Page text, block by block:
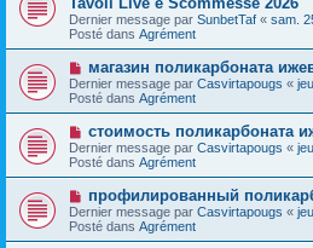
g
e
e
s
g
e
u
v
e
a
u
m
e
s
s
a
g
e
Dernier message par SunbetTaf « sam.
Posté dans Agrément
N
o
u
v
a
u
m
e
s
s
a
g
магазин поликарбоната
Dernier message par Casvirtapougs «
Posté dans Agrément
N
o
u
v
a
u
m
e
стоимость поликарбоната
Dernier message par Casvirtapougs «
Posté dans Agrément
N
o
u
v
профилированный
Dernier message par Casvirtapougs «
Posté dans Agrément